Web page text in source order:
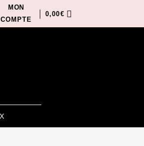
MON
COMPTE
0,00€